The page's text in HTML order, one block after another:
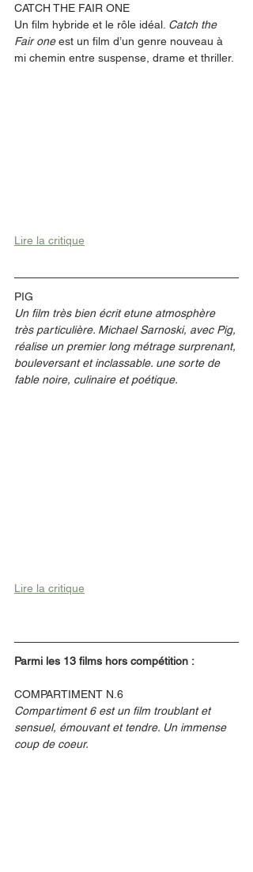
CATCH THE FAIR ONE
Un film hybride et le rôle idéal. Catch the
Fair one est un film d’un genre nouveau à
mi chemin entre suspense, drame et thriller.
Lire la critique
PIG
Un film très bien écrit etune atmosphère
très particulière. Michael Sarnoski, avec Pig,
réalise un premier long métrage surprenant,
bouleversant et inclassable. une sorte de
fable noire, culinaire et poétique.
Lire la critique
Parmi les 13 films hors compétition :
COMPARTIMENT N.6
Compartiment 6 est un film troublant et
sensuel, émouvant et tendre. Un immense
coup de coeur.